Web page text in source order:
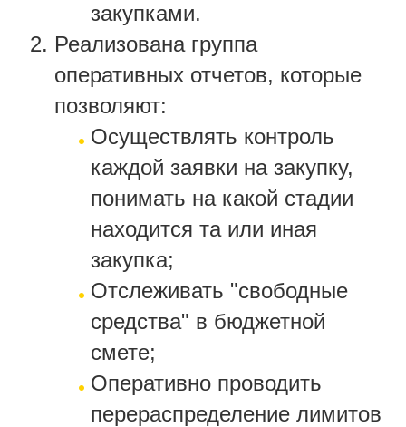
закупками.
Реализована группа
оперативных отчетов, которые
позволяют:
Осуществлять контроль
каждой заявки на закупку,
понимать на какой стадии
находится та или иная
закупка;
Отслеживать "свободные
средства" в бюджетной
смете;
Оперативно проводить
перераспределение лимитов